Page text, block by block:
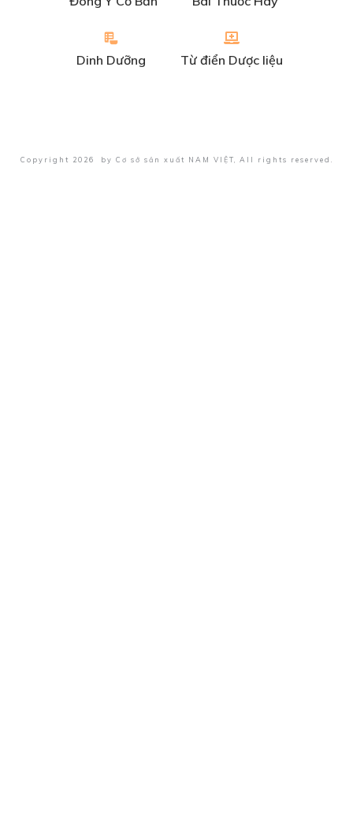
Dinh Dưỡng Từ điển Dược liệu
Copyright 2026 by Cơ sở sản xuất NAM VIỆT , All rights reserved.